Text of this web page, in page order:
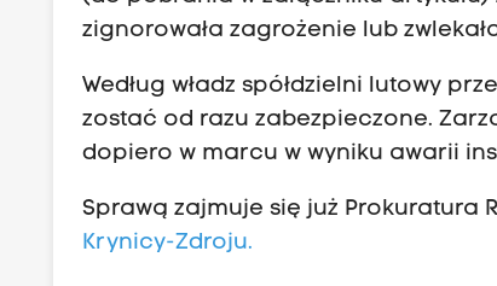
zignorowała zagrożenie lub
Według władz spółdzielni lutowy
zostać od razu zabezpieczone.
dopiero w marcu w wyniku awarii
Sprawą zajmuje się już Prokuratura
Krynicy-Zdroju.